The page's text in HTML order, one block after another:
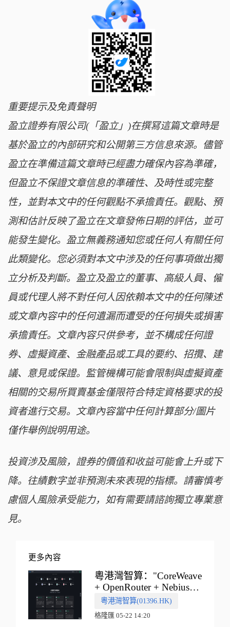
重要提示及免責聲明
盈立證券有限公司(「盈立」)在撰冩這篇文章時是
基於盈立的內部研究和公開第三方信息來源。儘管
盈立在準備這篇文章時已經盡力確保內容為準確，
但盈立不保證文章信息的準確性、及時性或完整
性，並對本文中的任何觀點不承擔責任。觀點、預
測和估計反映了盈立在文章發佈日期的評估，並可
能發生變化。盈立無義務通知您或任何人有關任何
此類變化。您必須對本文中涉及的任何事項做出獨
立分析及判斷。盈立及盈立的董事、高級人員、僱
員或代理人將不對任何人因依賴本文中的任何陳述
或文章內容中的任何遺漏而遭受的任何損失或損害
承擔責任。文章內容只供參考，並不構成任何證
券、虛擬資產、金融產品或工具的要約、招攬、建
議、意見或保證。監管機構可能會限制與虛擬資產
相關的交易所買賣基金僅限符合特定資格要求的投
資者進行交易。文章內容當中任何計算部分/圖片
僅作舉例說明用途。
投資涉及風險，證券的價值和收益可能會上升或下
降。往績數字並非預測未來表現的指標。請審慎考
慮個人風險承受能力，如有需要請諮詢獨立專業意
見。
更多內容
粵港灣智算："CoreWeave
+ OpenRouter + Nebius"
多向融合的中國智算新範
式
粵港灣智算(01396.HK)
格隆匯 05-22 14:20